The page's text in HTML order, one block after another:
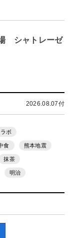
シャトレーゼ
2026.08.07付
ラボ
食 熊本地震
抹茶
明治